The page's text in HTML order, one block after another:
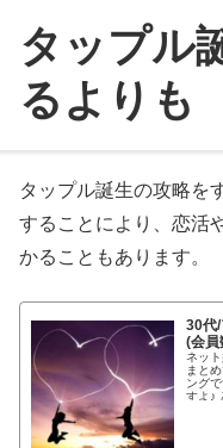
タップル
るよりも
タップル誕生の攻略を
することにより、恋活
かることもあります。
30代
(会員
ネッ
まと
ング
すよ♪ どの恋活・婚活サイトがいいのか違いもわかるよう